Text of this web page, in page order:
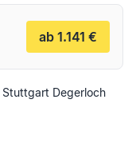
ab 1.141 €
Stuttgart Degerloch